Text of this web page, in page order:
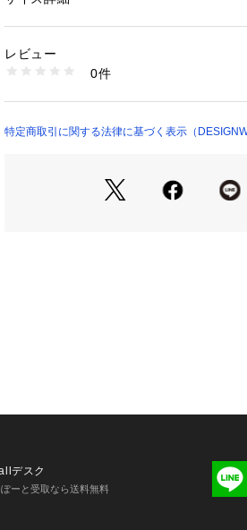
今年はニット素材に少し厚みをもたせ、
活躍できるようにしました。
シルエットは昨年同様に身体に沿うよう
通勤時の綺麗めスタイルから、休日のカ
洗濯：手洗い可
※詳しい洗濯方法については、商品の品質表示タ
商品番号：1096900007455 （モール）
レビュー
0件
特定商取引に関する法律に基づく表示（
デスク
ぽーと受取なら送料無料